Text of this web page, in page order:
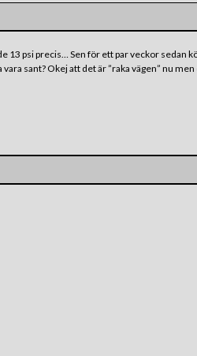
psi precis… Sen för ett par veckor sedan
sant? Okej att det är ”raka vägen” nu